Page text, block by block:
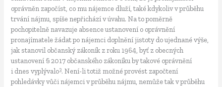
oprávněn započíst, co mu nájemce dluží, také kdykoliv v průběhu
trvání nájmu, spíše nepřichází v úvahu. Na to poměrně
pochopitelně navazuje absence ustanovení o oprávnění
pronajímatele žádat po nájemci doplnění jistoty do ujednané výše,
jak stanovil občanský zákoník z roku 1964, byť z obecných
ustanovení § 2017 občanského zákoníku by takové oprávnění
i dnes vyplývalo3. Není-li totiž možné provést započtení
pohledávky vůči nájemci v průběhu nájmu, nemůže tak v průběhu